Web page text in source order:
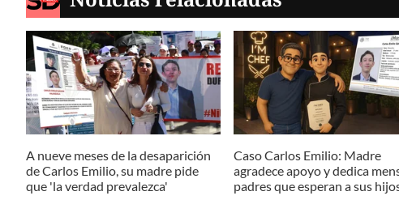
A nueve meses de la desaparición
de Carlos Emilio, su madre pide
que 'la verdad prevalezca'
Caso Carlos Emilio: Madre
agradece apoyo y dedica
padres que esperan a sus